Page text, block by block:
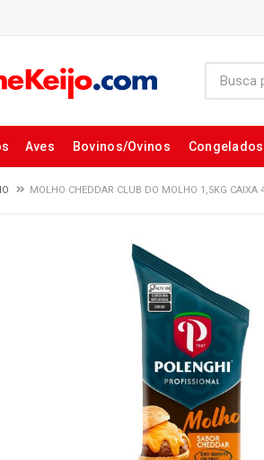
Aves Bovinos/Ovinos Congelados
MOLHO CHEDDAR CLUB DO MOLHO 1,5KG CAIXA